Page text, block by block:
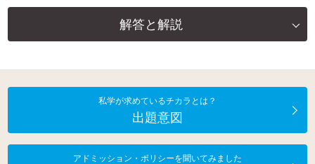
解答と解説
私学が求めているチカラとは？
出題意図
アドミッション・ポリシーを聞いてみました